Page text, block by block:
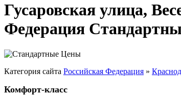
Гусаровская улица,
Федерация
Категория сайта Российская Федерация »
Комфорт-класс